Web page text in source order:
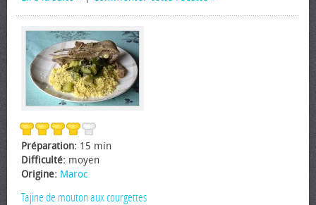
Préparation: 15 min
Difficulté: moyen
Origine: Maroc
Tajine de mouton aux courgettes